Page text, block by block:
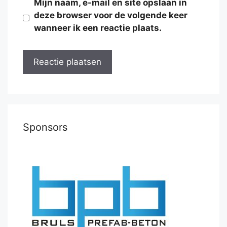
Mijn naam, e-mail en site opslaan in
deze browser voor de volgende keer
wanneer ik een reactie plaats.
Sponsors